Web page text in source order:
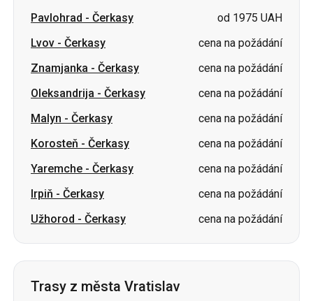
Pavlohrad - Čerkasy
od 1975 UAH
Lvov - Čerkasy
cena na požádání
Znamjanka - Čerkasy
cena na požádání
Oleksandrija - Čerkasy
cena na požádání
Malyn - Čerkasy
cena na požádání
Korosteň - Čerkasy
cena na požádání
Yaremche - Čerkasy
cena na požádání
Irpiň - Čerkasy
cena na požádání
Užhorod - Čerkasy cena na požádání
Trasy z města Vratislav